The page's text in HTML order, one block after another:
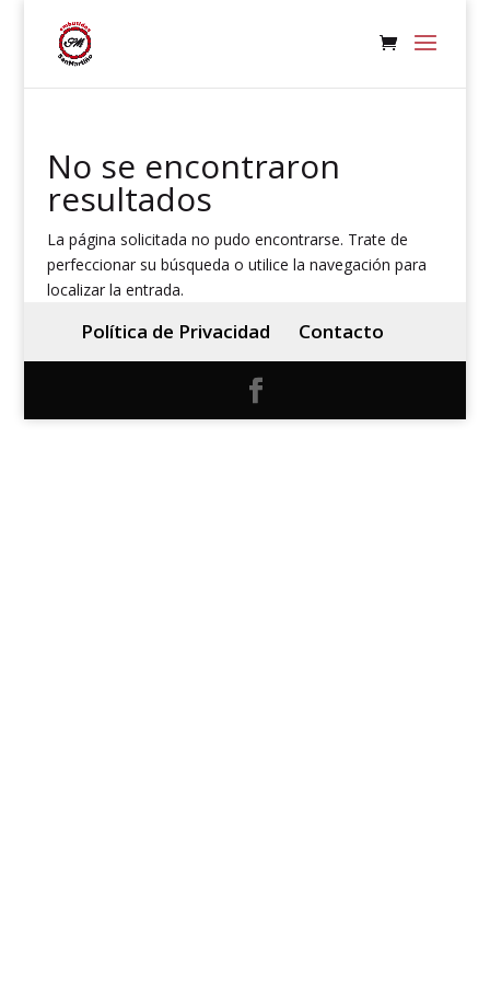
No se encontraron
resultados
La página solicitada no pudo encontrarse. Trate de
perfeccionar su búsqueda o utilice la navegación para
localizar la entrada.
Política de Privacidad Contacto